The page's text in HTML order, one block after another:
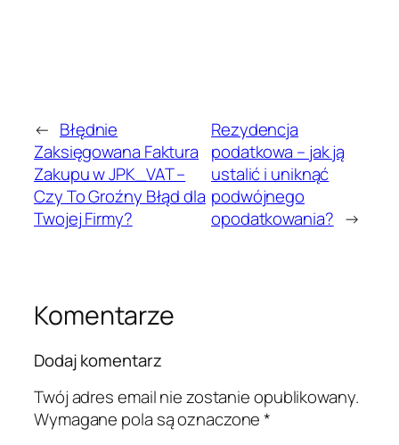
← Błędnie
Zaksięgowana Faktura
Zakupu w JPK_VAT –
Czy To Groźny Błąd dla
Twojej Firmy?
Rezydencja
podatkowa – jak ją
ustalić i uniknąć
podwójnego
opodatkowania? →
Komentarze
Dodaj komentarz
Twój adres email nie zostanie opublikowany.
Wymagane pola są oznaczone*